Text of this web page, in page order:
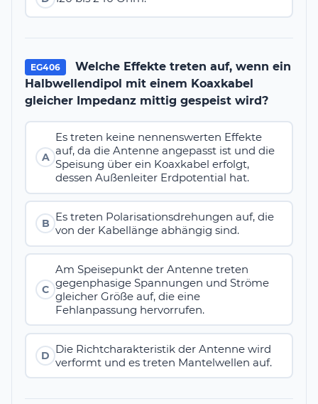
EG406
Welche Effekte treten auf, wenn ein
Halbwellendipol mit einem Koaxkabel
gleicher Impedanz mittig gespeist wird?
A
Es treten keine nennenswerten Effekte
auf, da die Antenne angepasst ist und die
Speisung über ein Koaxkabel erfolgt,
dessen Außenleiter Erdpotential hat.
B
Es treten Polarisationsdrehungen auf, die
von der Kabellänge abhängig sind.
C
Am Speisepunkt der Antenne treten
gegenphasige Spannungen und Ströme
gleicher Größe auf, die eine
Fehlanpassung hervorrufen.
D
Die Richtcharakteristik der Antenne wird
verformt und es treten Mantelwellen auf.